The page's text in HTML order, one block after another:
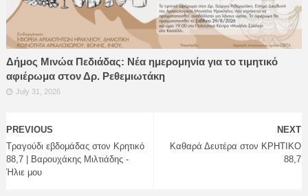
Δήμος Μινώα Πεδιάδας: Νέα ημερομηνία για το τιμητικό
αφιέρωμα στον Δρ. Ρεθεμιωτάκη
July 31, 2026
NEXT
Καθαρά Δευτέρα στον ΚΡΗΤΙΚΟ
88,7
PREVIOUS
Τραγούδι εβδομάδας στον Κρητικό
88,7 | Βαρουχάκης Μιλτιάδης -
Ήλιε μου